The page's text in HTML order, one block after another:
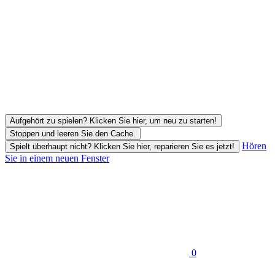
Aufgehört zu spielen? Klicken Sie hier, um neu zu starten!
Stoppen und leeren Sie den Cache.
Spielt überhaupt nicht? Klicken Sie hier, reparieren Sie es jetzt!
Hören
Sie in einem neuen Fenster
0